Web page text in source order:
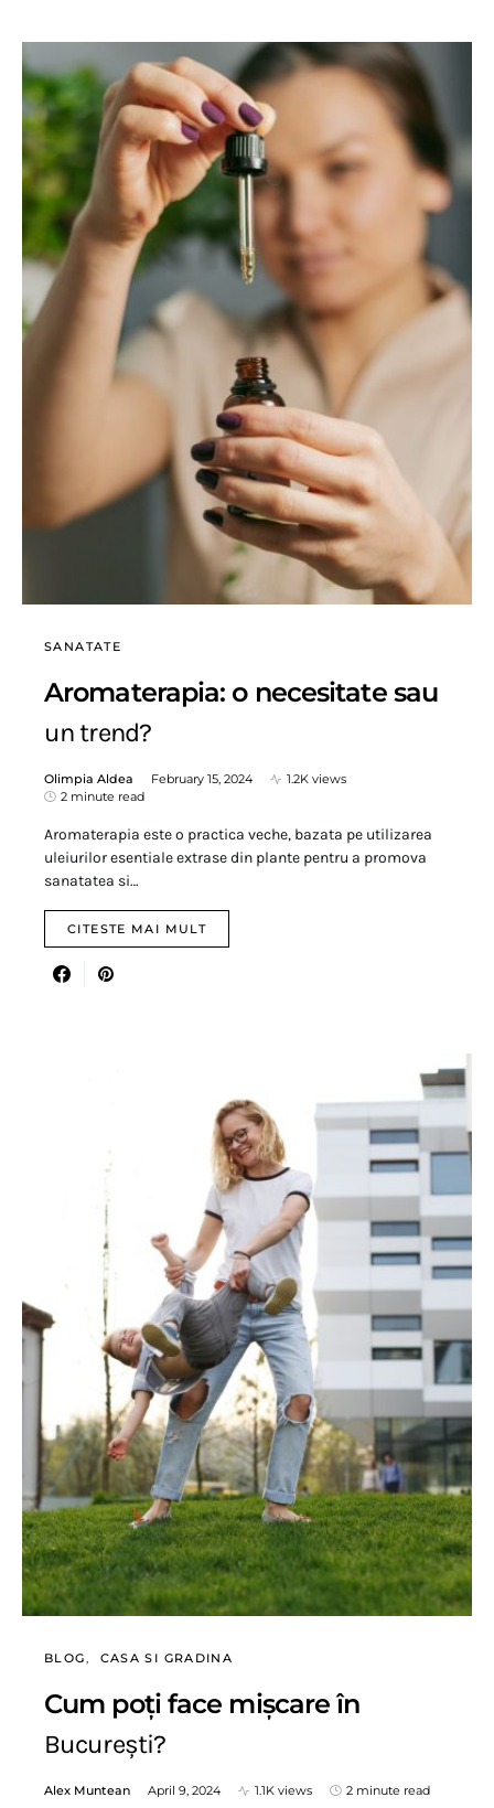
SANATATE
Aromaterapia: o necesitate sau
un trend?
Olimpia Aldea February 15, 2024
1.2K views
2 minute read
Aromaterapia este o practica veche, bazata pe utilizarea
uleiurilor esentiale extrase din plante pentru a promova
sanatatea si…
CITESTE MAI MULT
BLOG CASA SI GRADINA
Cum poți face mișcare în
București?
Alex Muntean April 9, 2024 1.1K views 2 minute read